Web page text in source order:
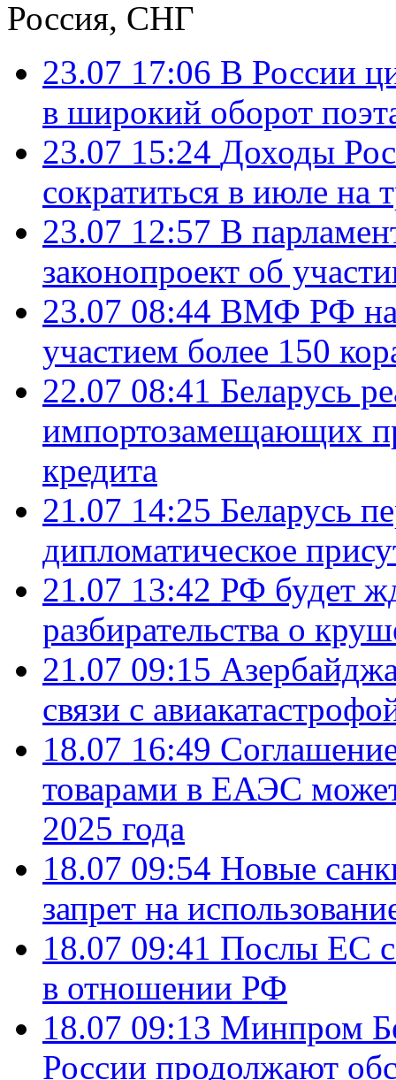
Россия, СНГ
23.07 17:06 В России
в широкий оборот
23.07 15:24 Доходы
сократиться в июле на
23.07 12:57 В
законопроект об
23.07 08:44 ВМФ РФ
участием более 150
22.07 08:41 Беларусь
импортозамещающих
кредита
21.07 14:25 Беларусь
дипломатическое
21.07 13:42 РФ будет
разбирательства о
21.07 09:15
связи с
18.07 16:49
товарами в ЕАЭС
2025 года
18.07 09:54 Новые
запрет на
18.07 09:41 Послы ЕС
в отношении РФ
18.07 09:13 Минпром
России продолжают